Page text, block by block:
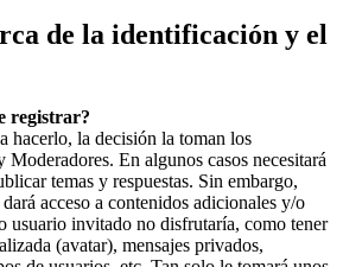
de la identificación y el
registrar?
hacerlo, la decisión la toman los
Moderadores. En algunos casos necesitará
temas y respuestas. Sin embargo,
acceso a contenidos adicionales y/o
usuario invitado no disfrutaría, como tener
(avatar), mensajes privados,